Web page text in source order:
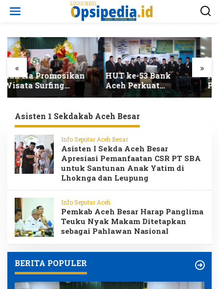
« »
HUT ke-53 Bank
Aceh Perkuat
Amanah dan Pacu
Ekonomi Syariah
Aceh
Resmi Dilantik 228
PNS Baru Siap
Perkuat Lini
Pemerintah Aceh
Asisten 1 Sekdakab Aceh Besar
Info Seputar Aceh Besar
Asisten I Sekda Aceh Besar
Apresiasi Pemanfaatan CSR PT SBA
untuk Santunan Anak Yatim di
Lhoknga dan Leupung
Info Seputar Aceh
Pemkab Aceh Besar Harap Panglima
Teuku Nyak Makam Ditetapkan
sebagai Pahlawan Nasional
BERITA POPULER